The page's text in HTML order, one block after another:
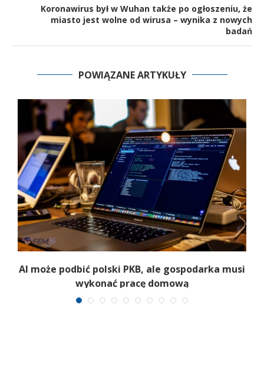
Koronawirus był w Wuhan także po ogłoszeniu, że
miasto jest wolne od wirusa – wynika z nowych
badań
POWIĄZANE ARTYKUŁY
AI może podbić polski PKB, ale gospodarka musi
wykonać pracę domową